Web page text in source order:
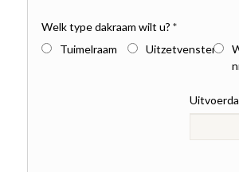
Welk type dakraam wilt u?*
Tuimelraam Uitzetvenster